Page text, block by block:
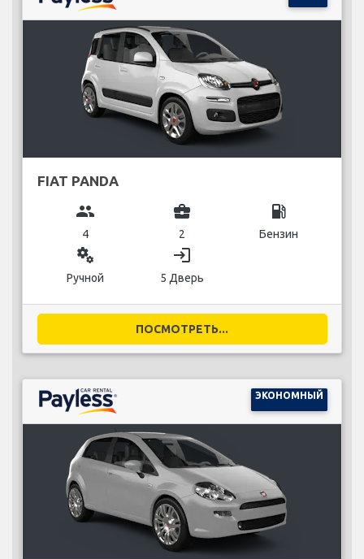
FIAT PANDA
group
4
business_center
2
local_gas_station
Бензин
miscellaneous_services
Ручной
login
5 Дверь
ПОСМОТРЕТЬ...
ЭКОНОМНЫЙ